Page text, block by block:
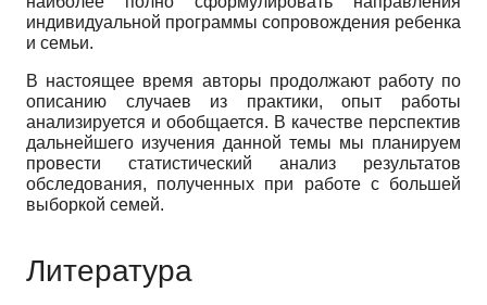
индивидуальной программы сопровождения ребенка
и семьи.
В настоящее время авторы продолжают работу по
описанию случаев из практики, опыт работы
анализируется и обобщается. В качестве перспектив
дальнейшего изучения данной темы мы планируем
провести статистический анализ результатов
обследования, полученных при работе с большей
выборкой семей.
Литература